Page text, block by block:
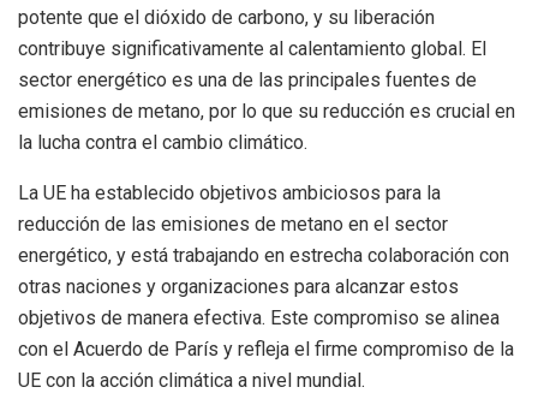
potente que el dióxido de carbono, y su liberación
contribuye significativamente al calentamiento global. El
sector energético es una de las principales fuentes de
emisiones de metano, por lo que su reducción es crucial en
la lucha contra el cambio climático.
La UE ha establecido objetivos ambiciosos para la
reducción de las emisiones de metano en el sector
energético, y está trabajando en estrecha colaboración con
otras naciones y organizaciones para alcanzar estos
objetivos de manera efectiva. Este compromiso se alinea
con el Acuerdo de París y refleja el firme compromiso de la
UE con la acción climática a nivel mundial.